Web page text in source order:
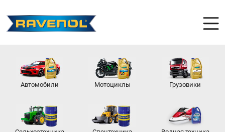
Автомобили Мотоциклы Грузовики